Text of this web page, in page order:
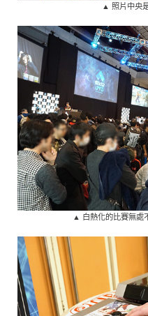
▲ 照片中央
▲ 白熱化的比賽無處